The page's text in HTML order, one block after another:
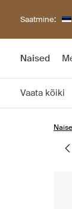
Saatmine:
Naised
Vaata kõiki